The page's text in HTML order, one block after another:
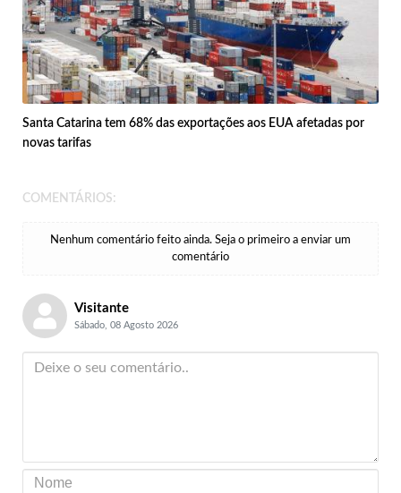
Santa Catarina tem 68% das exportações aos EUA afetadas por
novas tarifas
COMENTÁRIOS:
Nenhum comentário feito ainda. Seja o primeiro a enviar um
comentário
Visitante
Sábado, 08 Agosto 2026